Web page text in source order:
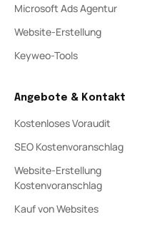
Microsoft Ads Agentur
Website-Erstellung
Keyweo-Tools
Angebote & Kontakt
Kostenloses Voraudit
SEO Kostenvoranschlag
Website-Erstellung
Kostenvoranschlag
Kauf von Websites